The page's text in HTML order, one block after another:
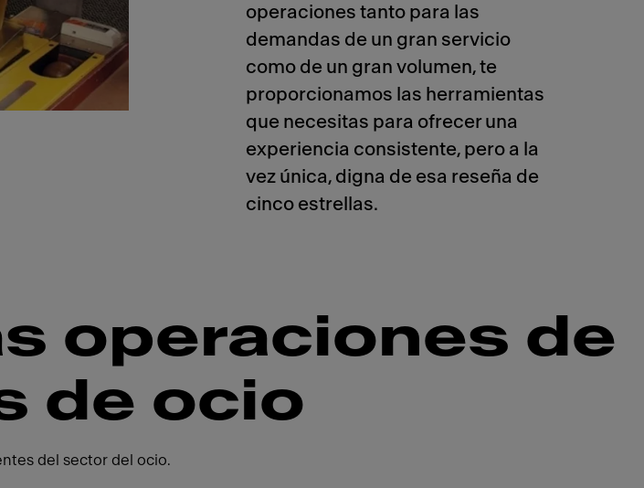
operaciones tanto para las
demandas de un gran servicio
como de un gran volumen, te
proporcionamos las herramientas
que necesitas para ofrecer una
experiencia consistente, pero a la
vez única, digna de esa reseña de
cinco estrellas.
operaciones de
de ocio
del sector del ocio.